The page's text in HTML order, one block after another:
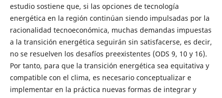
estudio sostiene que, si las opciones de tecnología
energética en la región continúan siendo impulsadas por la
racionalidad tecnoeconómica, muchas demandas impuestas
a la transición energética seguirán sin satisfacerse, es decir,
no se resuelven los desafíos preexistentes (ODS 9, 10 y 16).
Por tanto, para que la transición energética sea equitativa y
compatible con el clima, es necesario conceptualizar e
implementar en la práctica nuevas formas de integrar y